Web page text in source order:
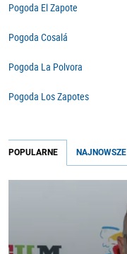
Pogoda El Zapote
Pogoda Cosalá
Pogoda La Polvora
Pogoda Los Zapotes
POPULARNE NAJNOWSZE